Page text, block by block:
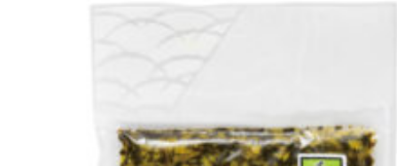
今月の京みやげ